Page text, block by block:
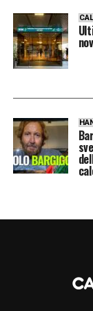
fatto nella
mostra la
inserirsi in
tecnico e
talento.
e creando
panorama